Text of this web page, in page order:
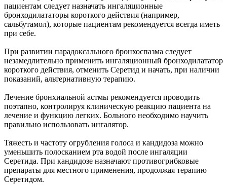
пациентам следует назначать ингаляционные
бронходилататоры короткого действия (например,
сальбутамол), которые пациентам рекомендуется всегда иметь
при себе.
При развитии парадоксального бронхоспазма следует
незамедлительно применить ингаляционный бронходилататор
короткого действия, отменить Серетид и начать, при наличии
показаний, альтернативную терапию.
Лечение бронхиальной астмы рекомендуется проводить
поэтапно, контролируя клиническую реакцию пациента на
лечение и функцию легких. Больного необходимо научить
правильно использовать ингалятор.
Тяжесть и частоту огрубления голоса и кандидоза можно
уменьшить полосканием рта водой после ингаляции
Серетида. При кандидозе назначают противогрибковые
препараты для местного применения, продолжая терапию
Серетидом.